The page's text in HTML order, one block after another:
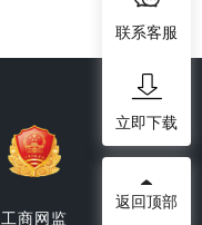
工商网监
联系客服
立即下载
返回顶部